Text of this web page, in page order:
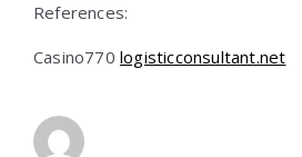
References:
Casino770 logisticconsultant.net